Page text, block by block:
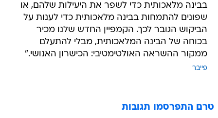
בבינה מלאכותית כדי לשפר את היעילות שלהם, או
שפונים להתמחות בבינה מלאכותית כדי לענות על
הביקוש הגובר לכך. הקמפיין החדש שלנו מכיר
בכוחה של הבינה המלאכותית, מבלי להתעלם
ממקור ההשראה האולטימטיבי: הכישרון האנושי."
פייבר
טרם התפרסמו תגובות